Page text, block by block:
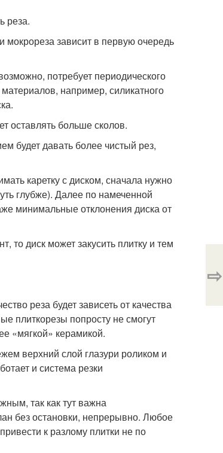
реза.
мокрореза зависит в первую очередь
потребует периодического
например, силикатного
оставлять больше сколов.
будет давать более чистый рез,
каретку с диском, сначала нужно
глубже). Далее по намеченной
минимальные отклонения диска от
то диск может закусить плитку и тем
реза будет зависеть от качества
плиткорезы попросту не смогут
«мягкой» керамикой.
верхний слой глазури роликом и
и система резки
так как тут важна
без остановки, непрерывно. Любое
к разлому плитки не по
⇨